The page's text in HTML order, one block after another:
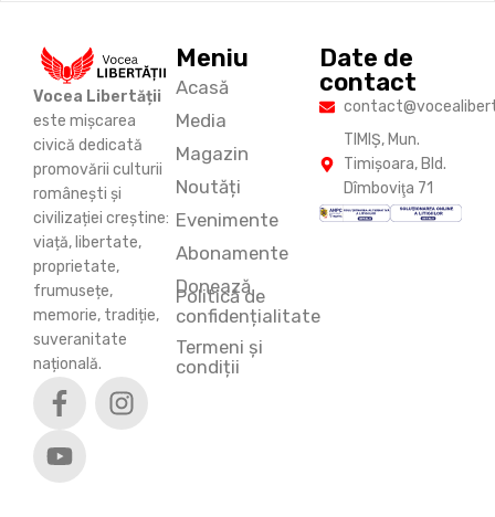
Vocea Libertății
este mișcarea
civică dedicată
promovării culturii
românești și
civilizației creștine:
viață, libertate,
proprietate,
frumusețe,
memorie, tradiție,
suveranitate
națională.
Meniu
Acasă
Media
Magazin
Noutăți
Evenimente
Abonamente
Donează
Politică de
confidențialitate
Termeni și
condiții
Date de
contact
TIMIŞ, Mun.
Timişoara, Bld.
Dîmboviţa 71